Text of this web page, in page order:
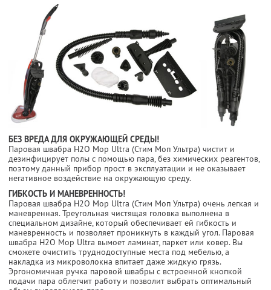
БЕЗ ВРЕДА ДЛЯ ОКРУЖАЮЩЕЙ СРЕДЫ!
Паровая швабра H2O Mop Ultra (Стим Моп Ультра) чистит и
дезинфицирует полы с помощью пара, без химических реагентов,
поэтому данный прибор прост в эксплуатации и не оказывает
негативное воздействие на окружающую среду.
ГИБКОСТЬ И МАНЕВРЕННОСТЬ!
Паровая швабра H2O Mop Ultra (Стим Моп Ультра) очень легкая и
маневренная. Треугольная чистящая головка выполнена в
специальном дизайне, который обеспечивает ей гибкость и
маневренность и позволяет проникнуть в каждый угол. Паровая
швабра H2O Mop Ultra вымоет ламинат, паркет или ковер. Вы
сможете очистить труднодоступные места под мебелью, а
накладка из микроволокна впитает даже жидкую грязь.
Эргономичная ручка паровой швабры с встроенной кнопкой
подачи пара облегчит работу и позволит выбрать оптимальный